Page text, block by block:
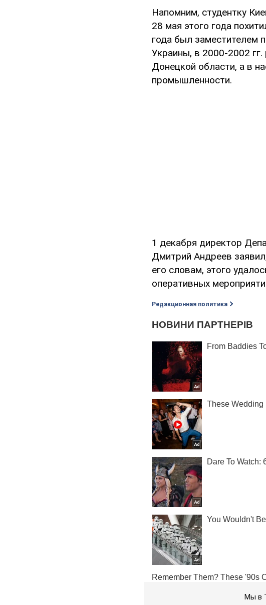
Напомним, студентку
28 мая этого года
года был заместителем
Украины, в 2000-2002
Донецкой области, а в
промышленности.
1 декабря директор
Дмитрий Андреев
его словам, этого
оперативных
Редакционная политика
Мы в